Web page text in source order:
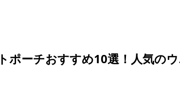
ポーチおすすめ10選！人気の